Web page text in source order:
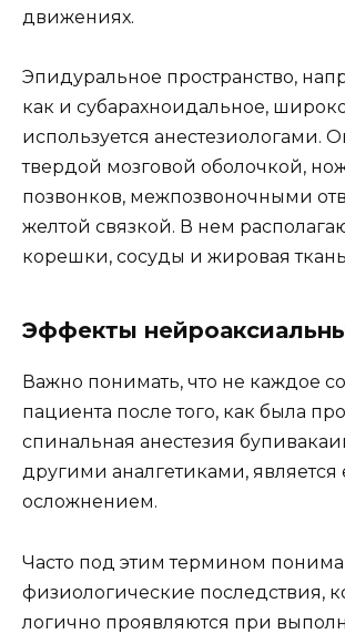
движениях.
Эпидуральное пространство,
как и субарахноидальное,
используется анестезиологами.
твердой мозговой оболочкой,
позвонков, межпозвоночными
желтой связкой. В нем
корешки, сосуды и жировая
Эффекты
Важно понимать, что не каждое
пациента после того, как была
спинальная анестезия
другими аналгетиками, является
осложнением.
Часто под этим термином
физиологические последствия,
логично проявляются при